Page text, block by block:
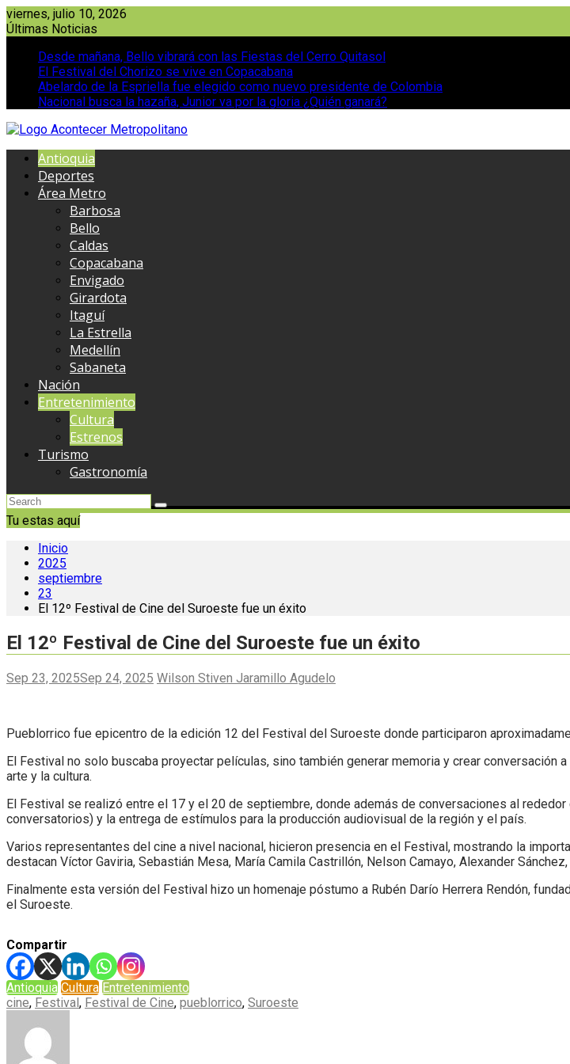
Saltar
al
viernes, julio 10, 2026
Últimas Noticias
Desde mañana, Bello vibrará con las Fiestas del Cerro Quitasol
El Festival del Chorizo se vive en Copacabana
Abelardo de la Espriella fue elegido como nuevo presidente de Colombia
Nacional busca la hazaña, Junior va por la gloria ¿Quién ganará?
Antioquia
Deportes
Área Metro
Barbosa
Bello
Caldas
Copacabana
Envigado
Girardota
Itaguí
La Estrella
Medellín
Sabaneta
Nación
Entretenimiento
Cultura
Estrenos
Turismo
Gastronomía
Tu estas aquí
Inicio
2025
septiembre
23
El 12º Festival de Cine del Suroeste fue un éxito
El 12º Festival de Cine del Suroeste fue un éxito
Sep 23, 2025Sep 24, 2025 Wilson Stiven Jaramillo Agudelo
Pueblorrico fue epicentro de la edición 12 del Festival del Suroeste donde participaron
El Festival no solo buscaba proyectar películas, sino también generar memoria y crear
arte y la cultura.
El Festival se realizó entre el 17 y el 20 de septiembre, donde además de conversaciones al
conversatorios) y la entrega de estímulos para la producción audiovisual de la región y el país.
Varios representantes del cine a nivel nacional, hicieron presencia en el Festival, mostrando la
destacan Víctor Gaviria, Sebastián Mesa, María Camila Castrillón, Nelson Camayo, Alexander
Finalmente esta versión del Festival hizo un homenaje póstumo a Rubén Darío Herrera Rendón,
el Suroeste.
Compartir
Antioquia Cultura Entretenimiento
cine, Festival, Festival de Cine, pueblorrico, Suroeste